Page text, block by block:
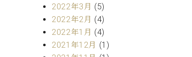
2022年3月 (5)
2022年2月 (4)
2022年1月 (4)
2021年12月 (1)